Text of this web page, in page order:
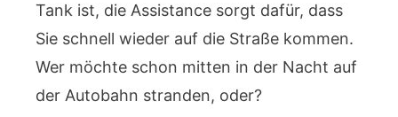
Tank ist, die Assistance sorgt dafür, dass
Sie schnell wieder auf die Straße kommen.
Wer möchte schon mitten in der Nacht auf
der Autobahn stranden, oder?